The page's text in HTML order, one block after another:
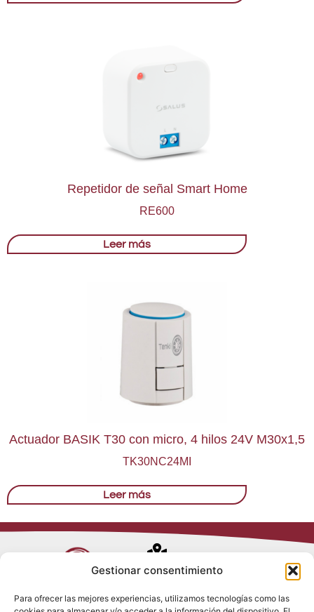
Gestionar consentimiento
Para ofrecer las mejores experiencias, utilizamos tecnologías como las
Repetidor de señal Smart Home
RE600
Leer más
Actuador BASIK T30 con micro, 4 hilos 24V M30x1,5
TK30NC24MI
Leer más
Avenida de
28017 Madrid